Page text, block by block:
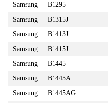
Samsung
B1295
Samsung
B1315J
Samsung
B1413J
Samsung
B1415J
Samsung
B1445
Samsung
B1445A
Samsung
B1445AG